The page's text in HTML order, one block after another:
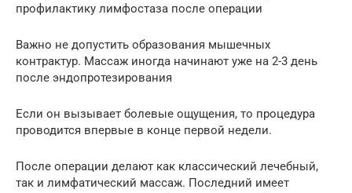
профилактику лимфостаза после операции
Важно не допустить образования мышечных
контрактур. Массаж иногда начинают уже на 2-3 день
после эндопротезирования
Если он вызывает болевые ощущения, то процедура
проводится впервые в конце первой недели.
После операции делают как классический лечебный,
так и лимфатический массаж. Последний имеет